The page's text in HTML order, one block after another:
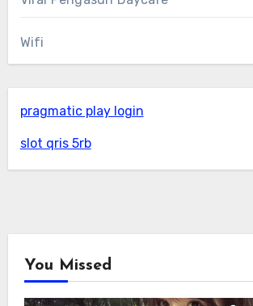
Wifi
pragmatic play login
slot qris 5rb
You Missed